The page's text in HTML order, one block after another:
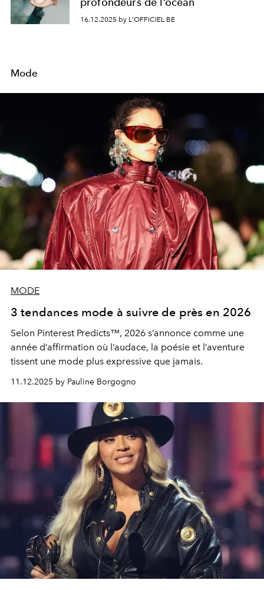
16.12.2025 by L'OFFICIEL BE
Mode
MODE
3 tendances mode à suivre de près en 2026
Selon Pinterest Predicts™, 2026 s’annonce comme une
année d’affirmation où l’audace, la poésie et l’aventure
tissent une mode plus expressive que jamais.
11.12.2025 by Pauline Borgogno